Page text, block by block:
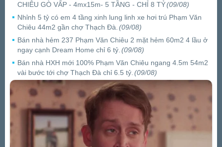
CHIÊU GÒ VẤP - 4mx15m- 5 TẦNG - CHỈ 8 TỶ(09/08)
Nhỉnh 5 tỷ có em 4 tầng xinh lung linh xe hơi trú Phạm Văn
Chiêu 44m2 gần chợ Thạch Đà.(09/08)
Bán nhà hẻm 237 Phạm Văn Chiêu 2 mặt hẻm 60m2 4 lầu ở
ngay cạnh Dream Home chỉ 6 tỷ.(09/08)
Bán nhà HXH mới 100% Phạm Văn Chiêu ngang 4.5m 54m2
vài bước tới chợ Thạch Đà chỉ 6.5 tỷ.(09/08)